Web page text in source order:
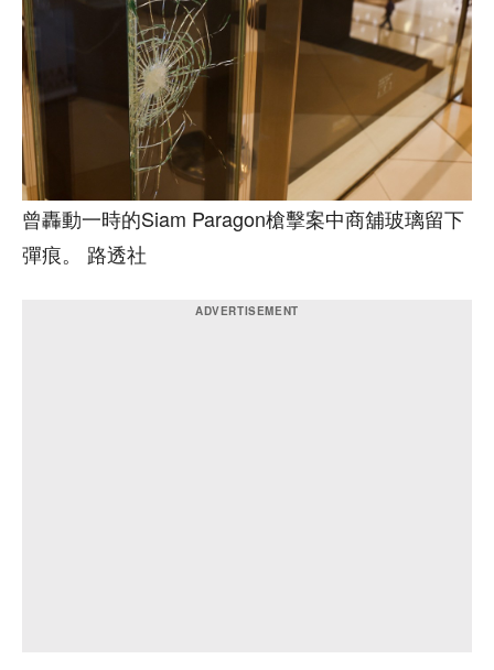
曾轟動一時的Siam Paragon槍擊案中商舖玻璃留下
彈痕。 路透社